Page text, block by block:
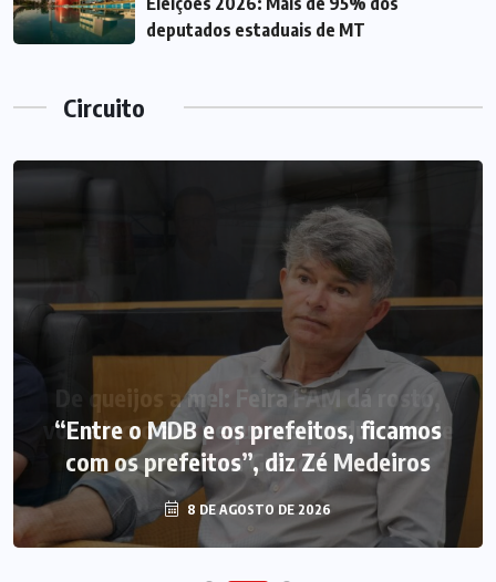
deputados estaduais de MT
Circuito
“Entre o MDB e os prefeitos, ficamos
com os prefeitos”, diz Zé Medeiros
8 DE AGOSTO DE 2026